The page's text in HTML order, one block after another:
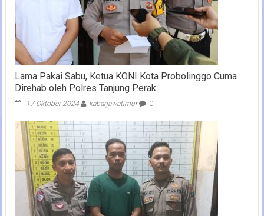
Lama Pakai Sabu, Ketua KONI Kota Probolinggo Cuma
Direhab oleh Polres Tanjung Perak
17 Oktober 2024 kabarjawatimur 0